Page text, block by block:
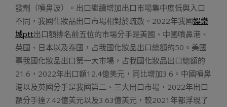
發劑（噴鼻波）。出口繼續增加出口市場集中度低與入口
不同，我國化妝品出口市場相對於疏散。2022年我國娛樂
城ptt出口額排名前五位的市場分手是美國、中國噴鼻港、
英國、日本以及泰國，占我國化妝品出口總額的50。美國
事我國化妝品出口第一大市場，占我國化妝品出口總額的
21.6，2022年出口額12.4億美元，同比增加3.6。中國噴鼻
港以及英國分手是我國第二、三大出口市場，2022年出口
額分手達7.42億美元以及3.63億美元，較2021年都浮現了